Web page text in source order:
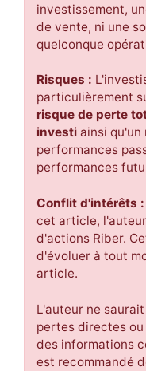
investissement,
de vente, ni une
quelconque
Risques :
particulièrement
risque de perte
investi ainsi qu'un
performances
performances
Conflit d'intérêts :
cet article,
d'actions Riber.
d'évoluer à tout
article.
L'auteur ne
pertes directes
des informations
est recommandé